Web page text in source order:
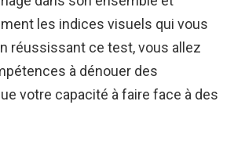
les indices visuels qui vous
réussissant ce test, vous allez
à dénouer des
votre capacité à faire face à des